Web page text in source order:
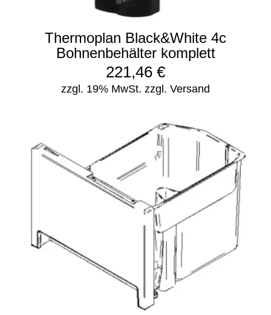
Thermoplan Black&White 4c
Bohnenbehälter komplett
zzgl. 19% MwSt. zzgl. Versand
221,46 €